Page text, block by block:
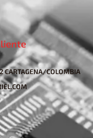
CARTAGENA/COLOMBIA